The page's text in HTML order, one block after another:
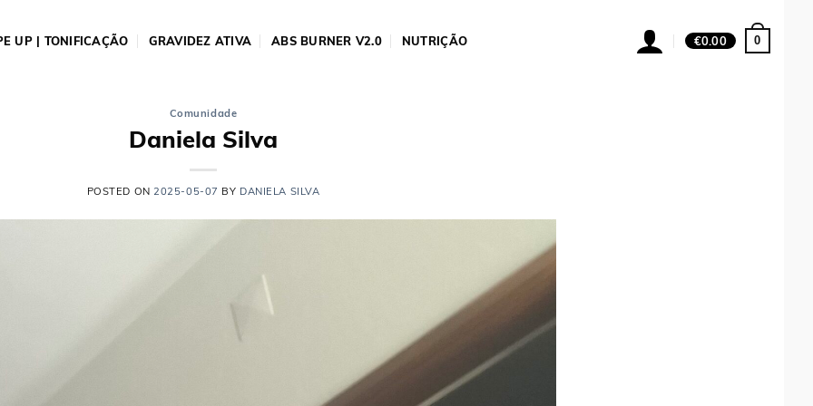
UP | TONIFICAÇÃO GRAVIDEZ ATIVA ABS BURNER V2.0 NUTRIÇÃO €0.00 0
Comunidade
Daniela Silva
POSTED ON 2025-05-07 BY DANIELA SILVA